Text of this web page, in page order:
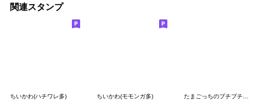
関連スタンプ
ちいかわ(ハチワレ多) ちいかわ(モモンガ多) たまごっちのプチプチおみせっち